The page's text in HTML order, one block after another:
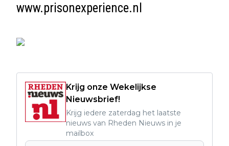
www.prisonexperience.nl
Krijg onze Wekelijkse
Nieuwsbrief!
Krijg iedere zaterdag het laatste
nieuws van Rheden Nieuws in je
mailbox